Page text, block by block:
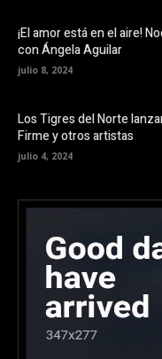
¡El amor está en el aire!
con Ángela Aguilar
julio 8, 2024
Los Tigres del Norte
Firme y otros artistas
julio 4, 2024